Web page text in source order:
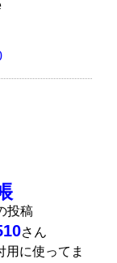
投稿
さん
用に使ってま